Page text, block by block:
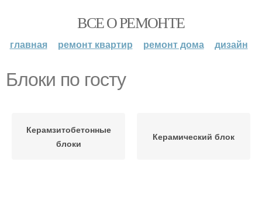
ВСЕ О РЕМОНТЕ
главная ремонт квартир ремонт дома дизайн
Блоки по госту
Керамзитобетонные
блоки
Керамический блок